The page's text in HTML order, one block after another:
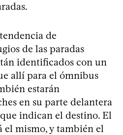
de
de las paradas
identificados con un
allí para el ómnibus
estarán
en su parte delantera
indican el destino. El
el mismo, y también el